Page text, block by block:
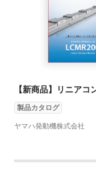
【新商品】リニアコ
製品カタログ
ヤマハ発動機株式会社